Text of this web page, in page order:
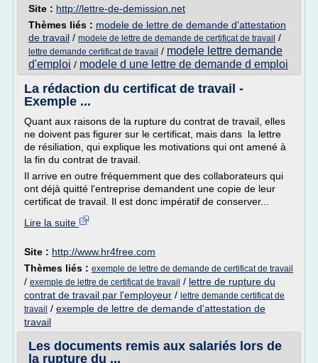
Site : http://lettre-de-demission.net
Thèmes liés : modele de lettre de demande d'attestation
de travail / modele de lettre de demande de certificat de travail /
lettre demande certificat de travail / modele lettre demande
d'emploi / modele d une lettre de demande d emploi
La rédaction du certificat de travail -
Exemple ...
Quant aux raisons de la rupture du contrat de travail, elles
ne doivent pas figurer sur le certificat, mais dans la lettre
de résiliation, qui explique les motivations qui ont amené à
la fin du contrat de travail.
Il arrive en outre fréquemment que des collaborateurs qui
ont déjà quitté l'entreprise demandent une copie de leur
certificat de travail. Il est donc impératif de conserver...
Lire la suite
Site : http://www.hr4free.com
Thèmes liés : exemple de lettre de demande de certificat de travail
/ exemple de lettre de certificat de travail / lettre de rupture du
contrat de travail par l'employeur / lettre demande certificat de
travail / exemple de lettre de demande d'attestation de
travail
Les documents remis aux salariés lors de
la rupture du ...